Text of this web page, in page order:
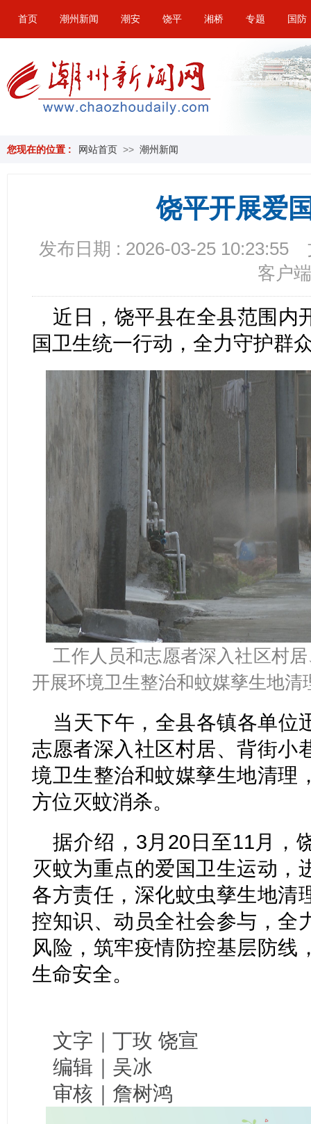
首页 潮州新闻 潮安 饶平 湘桥 专题 国防
您现在的位置 : 网站首页 >> 潮州新闻
饶平开展爱
发布日期 : 2026-03-25 10:23:55
客户端
近日，饶平县在全县范围内
国卫生统一行动，全力守护群
工作人员和志愿者深入社区村
开展环境卫生整治和蚊媒孳生地清
当天下午，全县各镇各单位
志愿者深入社区村居、背街小
境卫生整治和蚊媒孳生地清理
方位灭蚊消杀。
据介绍，3月20日至11月，
灭蚊为重点的爱国卫生运动，
各方责任，深化蚊虫孳生地清
控知识、动员全社会参与，全
风险，筑牢疫情防控基层防线
生命安全。
文字｜丁玫 饶宣
编辑｜吴冰
审核｜詹树鸿